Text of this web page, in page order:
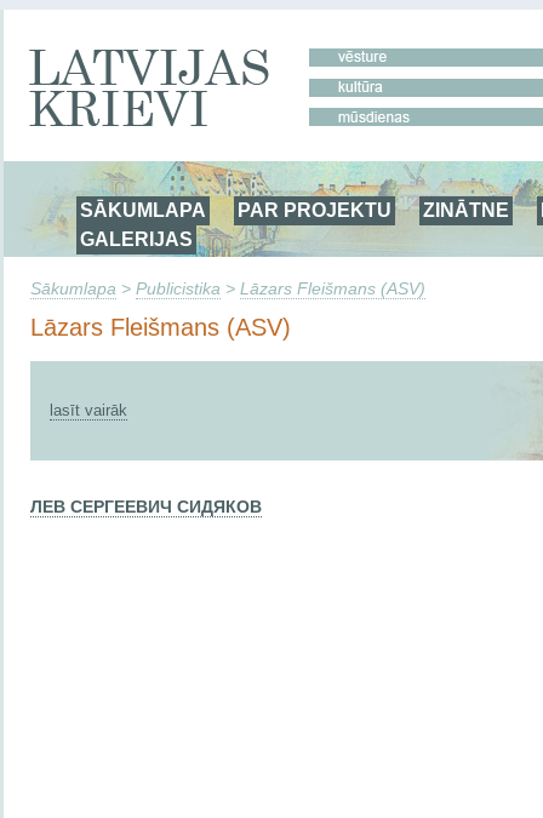
SĀKUMLAPA PAR PROJEKTU ZINĀTNE
GALERIJAS
Sākumlapa > Publicistika > Lāzars Fleišmans (ASV)
Lāzars Fleišmans (ASV)
lasīt vairāk
ЛЕВ СЕРГЕЕВИЧ СИДЯКОВ